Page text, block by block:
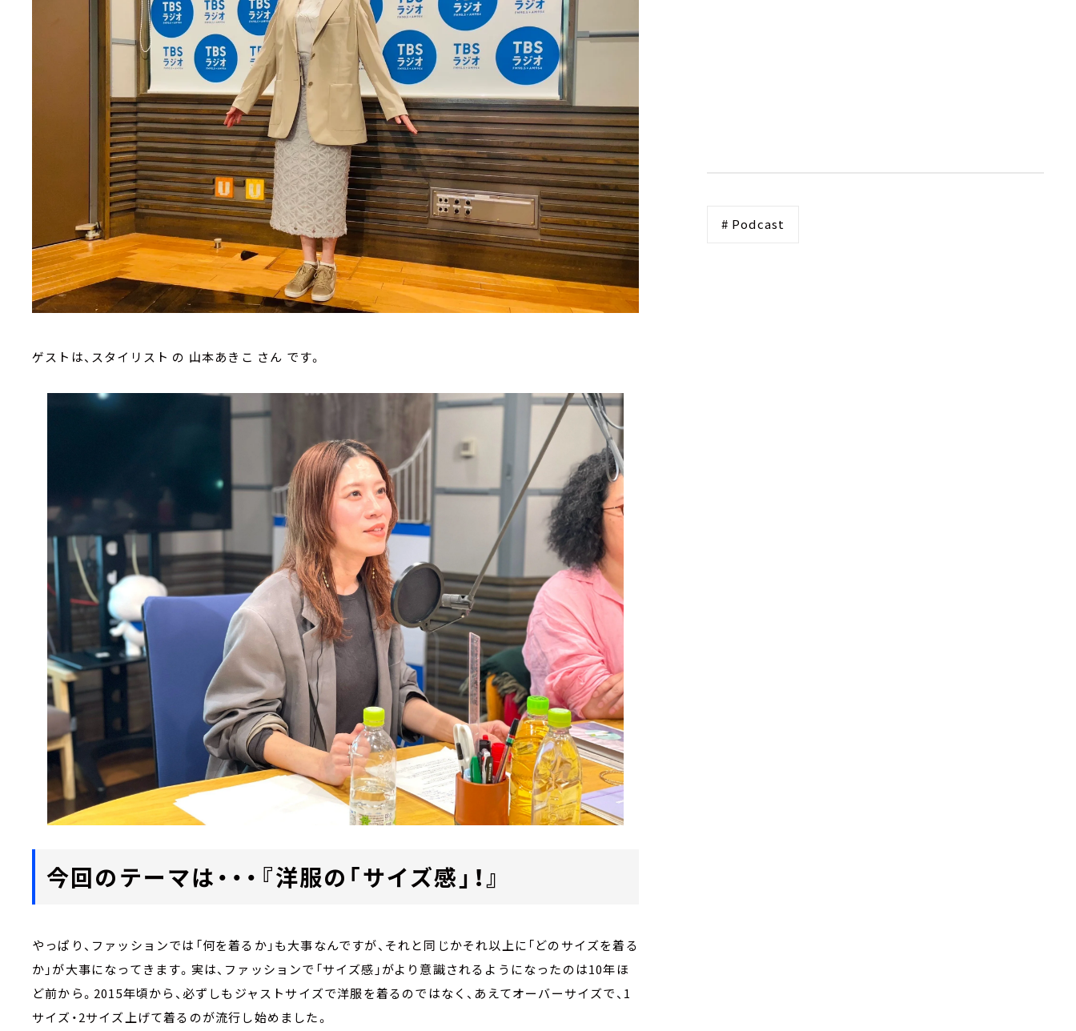
ゲストは、スタイリスト の 山本あきこ さん です。
今回のテーマは・・・『洋服の「サイズ感」！』
やっぱり、ファッションでは「何を着るか」も大事なんですが、それと同じかそれ以上に「どのサイズを着る
か」が大事になってきます。実は、ファッションで「サイズ感」がより意識されるようになったのは10年ほ
ど前から。2015年頃から、必ずしもジャストサイズで洋服を着るのではなく、あえてオーバーサイズで、1
サイズ・2サイズ上げて着るのが流行し始めました。
# Podcast